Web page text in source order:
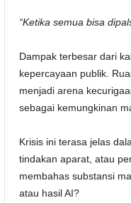
“Ketika semua bisa
Dampak terbesar dari
kepercayaan publik.
menjadi arena
sebagai kemungkinan
Krisis ini terasa jelas
tindakan aparat, atau
membahas substansi
atau hasil AI?